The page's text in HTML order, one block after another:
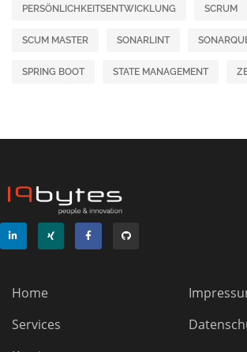
PERSÖNLICHKEITSENTWICKLUNG SCRUM
SCUM MASTER SONARLINT
SPRING BOOT STATE MANAGEMENT
Home
Services